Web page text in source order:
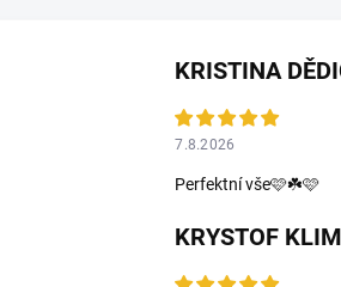
KRISTINA
7.8.2026
Perfektní vše🩷☘️🩷
KRYSTOF